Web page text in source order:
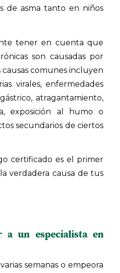
de asma tanto en niños
tener en cuenta que
son causadas por
causas comunes incluyen
virales, enfermedades
atragantamiento,
exposición al humo o
secundarios de ciertos
certificado es el primer
verdadera causa de tus
a un especialista en
semanas o empeora